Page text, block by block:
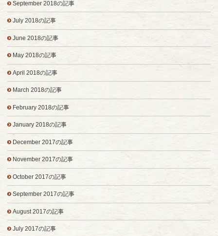
September 2018の記事
July 2018の記事
June 2018の記事
May 2018の記事
April 2018の記事
March 2018の記事
February 2018の記事
January 2018の記事
December 2017の記事
November 2017の記事
October 2017の記事
September 2017の記事
August 2017の記事
July 2017の記事